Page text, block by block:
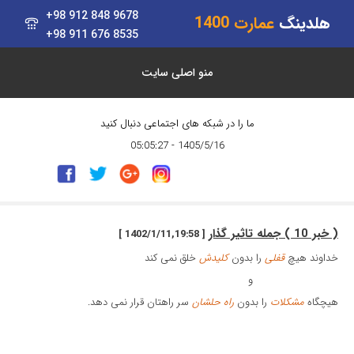
هلدینگ عمارت 1400
+98 912 848 9678
+98 911 676 8535
منو اصلی سایت
ما را در شبکه های اجتماعی دنبال کنید
1405/5/16 - 05:05:27
( خبر 10 ) جمله تاثیر گذار
[ 1402/1/11,19:58 ]
خداوند هیچ قفلی را بدون کلیدشخلق نمی کند
و
هیچگاهمشکلات را بدون راه حلشان سر راهتان قرار نمی دهد.